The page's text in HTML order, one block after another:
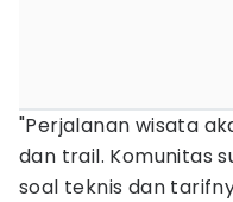
"Perjalanan wisata
dan trail. Komunitas
soal teknis dan